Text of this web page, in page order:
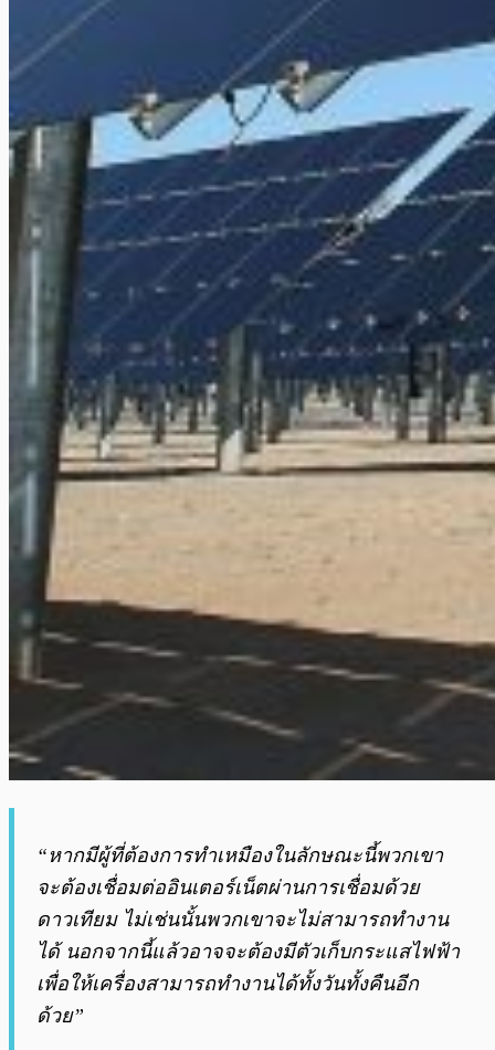
“หากมีผู้ที่ต้องการทำเหมืองในลักษณะนี้พวกเขา
จะต้องเชื่อมต่ออินเตอร์เน็ตผ่านการเชื่อมด้วย
ดาวเทียม ไม่เช่นนั้นพวกเขาจะไม่สามารถทำงาน
ได้ นอกจากนี้แล้วอาจจะต้องมีตัวเก็บกระแสไฟฟ้า
เพื่อให้เครื่องสามารถทำงานได้ทั้งวันทั้งคืนอีก
ด้วย”